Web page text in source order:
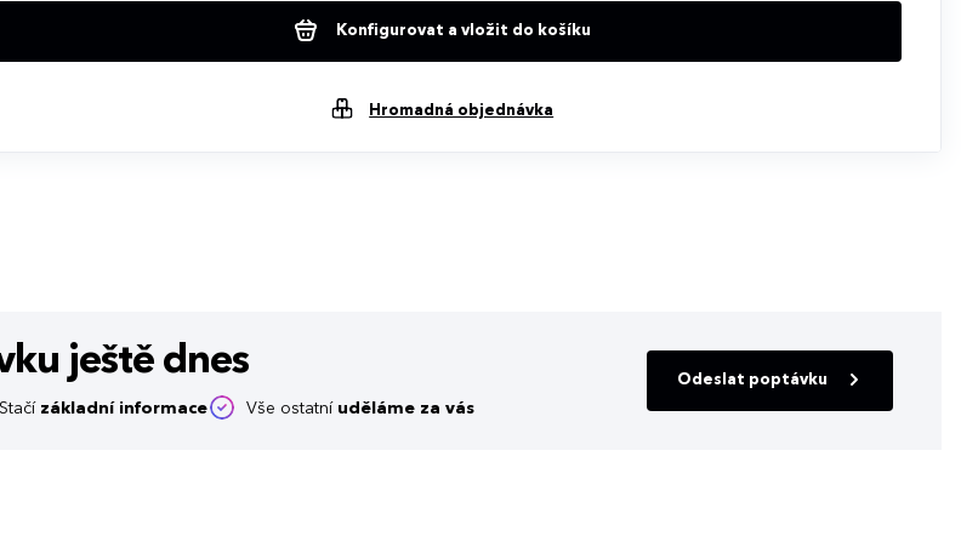
Konfigurovat a vložit do košíku
Hromadná objednávka
ještě dnes
Stačí základní informace Vše ostatní uděláme za vás
Odeslat poptávku